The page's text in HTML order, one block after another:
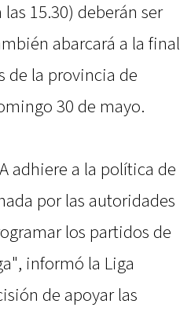
15.30) deberán ser
abarcará a la final
de la provincia de
30 de mayo.
adhiere a la política de
por las autoridades
los partidos de
informó la Liga
de apoyar las